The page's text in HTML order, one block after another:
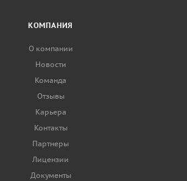
КОМПАНИЯ
О компании
Новости
Команда
Отзывы
Карьера
Контакты
Партнеры
Лицензии
Документы